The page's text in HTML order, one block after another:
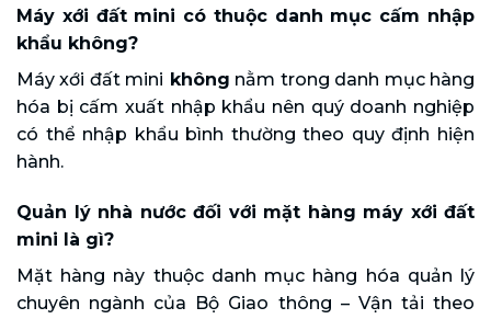
Máy xới đất mini có thuộc danh mục cấm nhập
khẩu không?
Máy xới đất mini không nằm trong danh mục hàng
hóa bị cấm xuất nhập khẩu nên quý doanh nghiệp
có thể nhập khẩu bình thường theo quy định hiện
hành.
Quản lý nhà nước đối với mặt hàng máy xới đất
mini là gì?
Mặt hàng này thuộc danh mục hàng hóa quản lý
chuyên ngành của Bộ Giao thông – Vận tải theo